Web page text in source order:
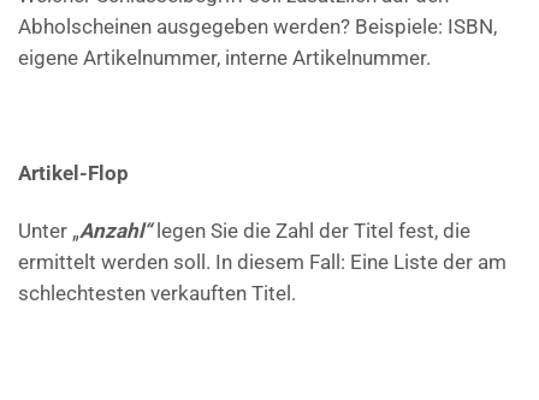
Abholscheinen ausgegeben werden? Beispiele: ISBN,
eigene Artikelnummer, interne Artikelnummer.
Artikel-Flop
Unter „Anzahl“legen Sie die Zahl der Titel fest, die
ermittelt werden soll. In diesem Fall: Eine Liste der am
schlechtesten verkauften Titel.